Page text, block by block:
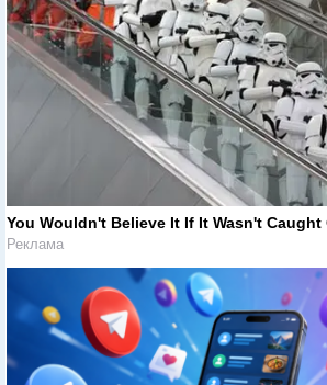
You Wouldn't Believe It If It Wasn't Caught
Реклама